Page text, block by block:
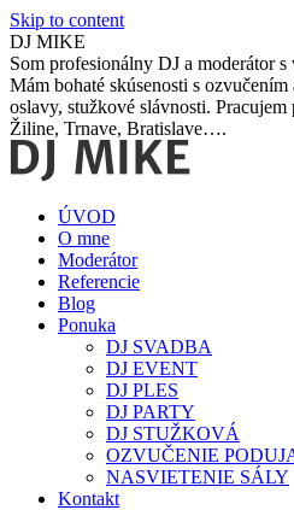
Skip to content
DJ MIKE
Som profesionálny DJ a moderátor
Mám bohaté skúsenosti s
oslavy, stužkové slávnosti.
Žiline, Trnave, Bratislave….
ÚVOD
O mne
Moderátor
Referencie
Blog
Ponuka
DJ SVADBA
DJ EVENT
DJ PLES
DJ PARTY
DJ STUŽKOVÁ
OZVUČENIE
NASVIETENIE SÁLY
Kontakt